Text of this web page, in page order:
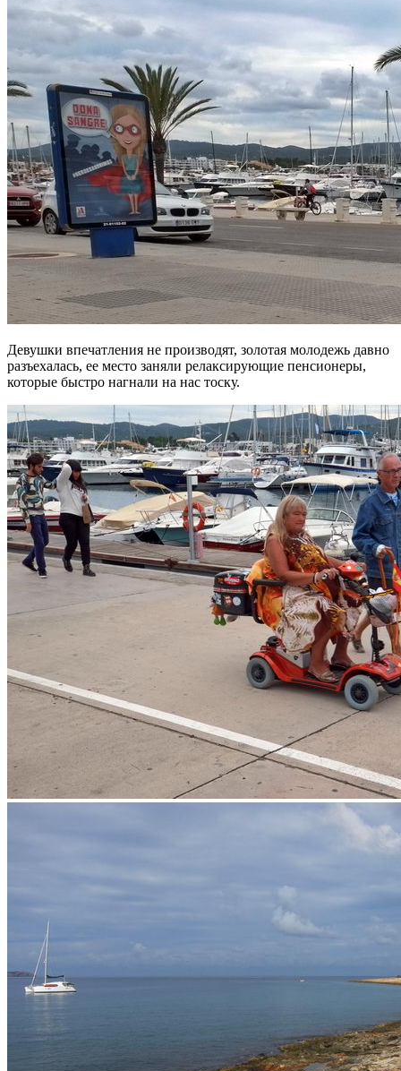
Девушки впечатления не производят, золотая молодежь давно
разъехалась, ее место заняли релаксирующие пенсионеры,
которые быстро нагнали на нас тоску.